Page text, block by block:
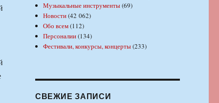
Музыкальные инструменты(69)
Новости(42 062)
Обо всем(112)
Персоналии(134)
Фестивали, конкурсы, концерты(233)
СВЕЖИЕ ЗАПИСИ